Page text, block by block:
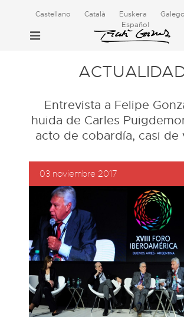
Castellano Català Euskera Galego
Español
Entrevista a Felipe
huida de Carles
acto de cobardía, casi de
03 noviembre 2017